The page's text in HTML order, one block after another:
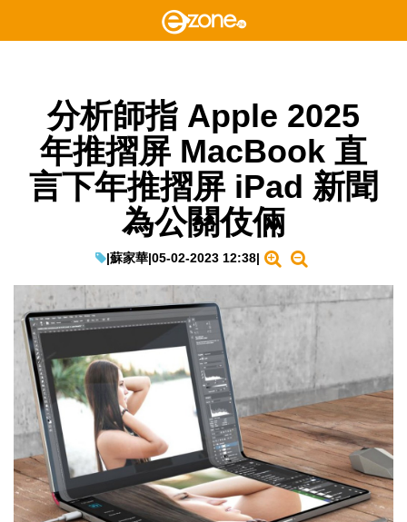
分析師指 Apple 2025
年推摺屏 MacBook 直
言下年推摺屏 iPad 新聞
為公關伎倆
|蘇家華|05-02-2023 12:38|